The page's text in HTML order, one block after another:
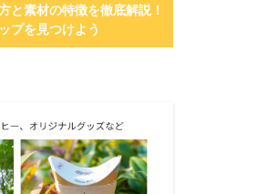
と素材の特徴を徹底解説！
プを見つけよう